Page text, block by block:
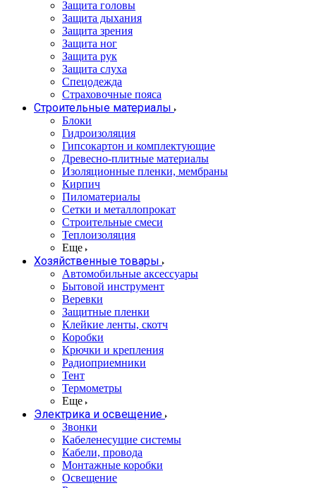
Защита головы
Защита дыхания
Защита зрения
Защита ног
Защита рук
Защита слуха
Спецодежда
Страховочные пояса
Строительные материалы
Блоки
Гидроизоляция
Гипсокартон и комплектующие
Древесно-плитные материалы
Изоляционные пленки, мембраны
Кирпич
Пиломатериалы
Сетки и металлопрокат
Строительные смеси
Теплоизоляция
Еще
Хозяйственные товары
Автомобильные аксессуары
Бытовой инструмент
Веревки
Защитные пленки
Клейкие ленты, скотч
Коробки
Крючки и крепления
Радиоприемники
Тент
Термометры
Еще
Электрика и освещение
Звонки
Кабеленесущие системы
Кабели, провода
Монтажные коробки
Освещение